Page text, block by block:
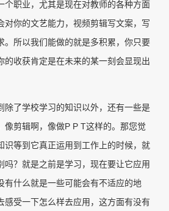
个职业，尤其是现在对教师的各种方面
对你的文艺能力，视频剪辑写文案，写
。所以我们能做的就是多积累，你只要
的收获肯定是在未来的某一刻会显现出
除了学校学习的知识以外，还有一些是
像剪辑啊，像做P P T这样的。那您觉
识等到它真正运用到工作上的时候，就
吗？就是之前是学习，现在要让它应用
有什么就是一些可能会有不适应的地
感受一下怎么样去应用，这方面有没有